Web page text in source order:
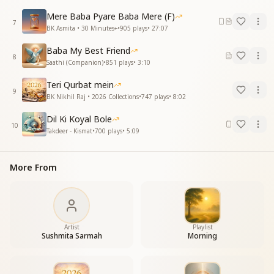
पल पल तेरे संग जो एहसास जोड़ा मिलता
जैसे खोई खोई रूह अपना खुदा मिलता
दूरी थी दो युगों की पल में मिट सी गई रे
बाबा की गोद में रह फिर लौट आई रे
बाबा तेरे इश्क में मन मस्ताना हुआ रे
बाबा तेरे इश्क में मन दीवाना हुआ
रे
तू रूह का साथी मेरी पहचान बना रे
बाबा तेरे इश्क में मन मस्ताना हुआ रे
7
Mere Baba Pyare Baba Mere (F)
BK Asmita • 30 Minutes+•905 plays• 27:07
8
Baba My Best Friend
Saathi (Companion)•851 plays• 3:10
9
Teri Qurbat mein
BK Nikhil Raj • 2026 Collections•747 plays• 8:02
10
Dil Ki Koyal Bole
Takdeer - Kismat•700 plays• 5:09
More From
Artist
Sushmita Sarmah
Playlist
Morning